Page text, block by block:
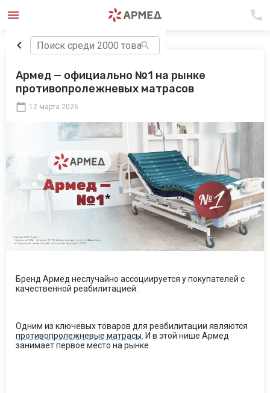
Армед — официально №1 на рынке
противопролежневых матрасов
12 марта 2026
Бренд Армед неслучайно ассоциируется у покупателей с
качественной реабилитацией.
Одним из ключевых товаров для реабилитации являются
противопролежневые матрасы . И в этой нише Армед
занимает первое место на рынке.